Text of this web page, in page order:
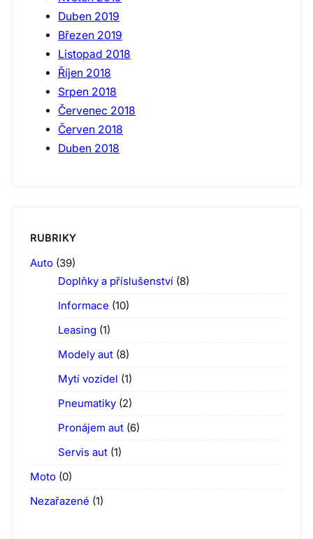
Duben 2019
Březen 2019
Listopad 2018
Říjen 2018
Srpen 2018
Červenec 2018
Červen 2018
Duben 2018
RUBRIKY
Auto (39)
Doplňky a příslušenství (8)
Informace (10)
Leasing (1)
Modely aut (8)
Mytí vozidel (1)
Pneumatiky (2)
Pronájem aut (6)
Servis aut (1)
Moto (0)
Nezařazené (1)